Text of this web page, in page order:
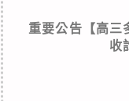
重要公告【高三
收